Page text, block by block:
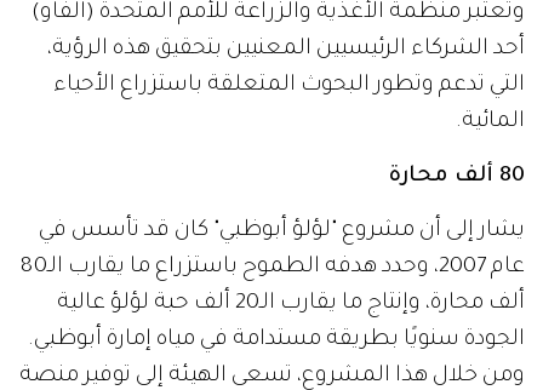
وتعتبر منظمة الأغذية والزراعة للأمم المتحدة (الفاو)
أحد الشركاء الرئيسيين المعنيين بتحقيق هذه الرؤية،
التي تدعم وتطور البحوث المتعلقة باستزراع الأحياء
المائية.
80 ألف محارة
يشار إلى أن مشروع "لؤلؤ أبوظبي" كان قد تأسس في
عام 2007، وحدد هدفه الطموح باستزراع ما يقارب الـ80
ألف محارة، وإنتاج ما يقارب الـ20 ألف حبة لؤلؤ عالية
الجودة سنويًا بطريقة مستدامة في مياه إمارة أبوظبي.
ومن خلال هذا المشروع، تسعى الهيئة إلى توفير منصة